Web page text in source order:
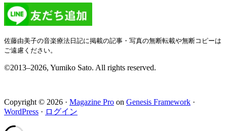
佐藤由美子の音楽療法日記に掲載の記事・写真の無断転載や無断コピーは
ご遠慮ください。
©2013–2026, Yumiko Sato. All rights reserved.
Copyright © 2026 · Magazine Pro on Genesis Framework ·
WordPress · ログイン